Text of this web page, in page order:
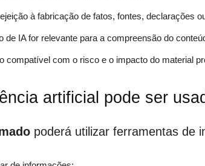
à fabricação de fatos, fontes, declarações
de IA for relevante para a compreensão do
compatível com o risco e o impacto do material
artificial pode ser
poderá utilizar ferramentas de